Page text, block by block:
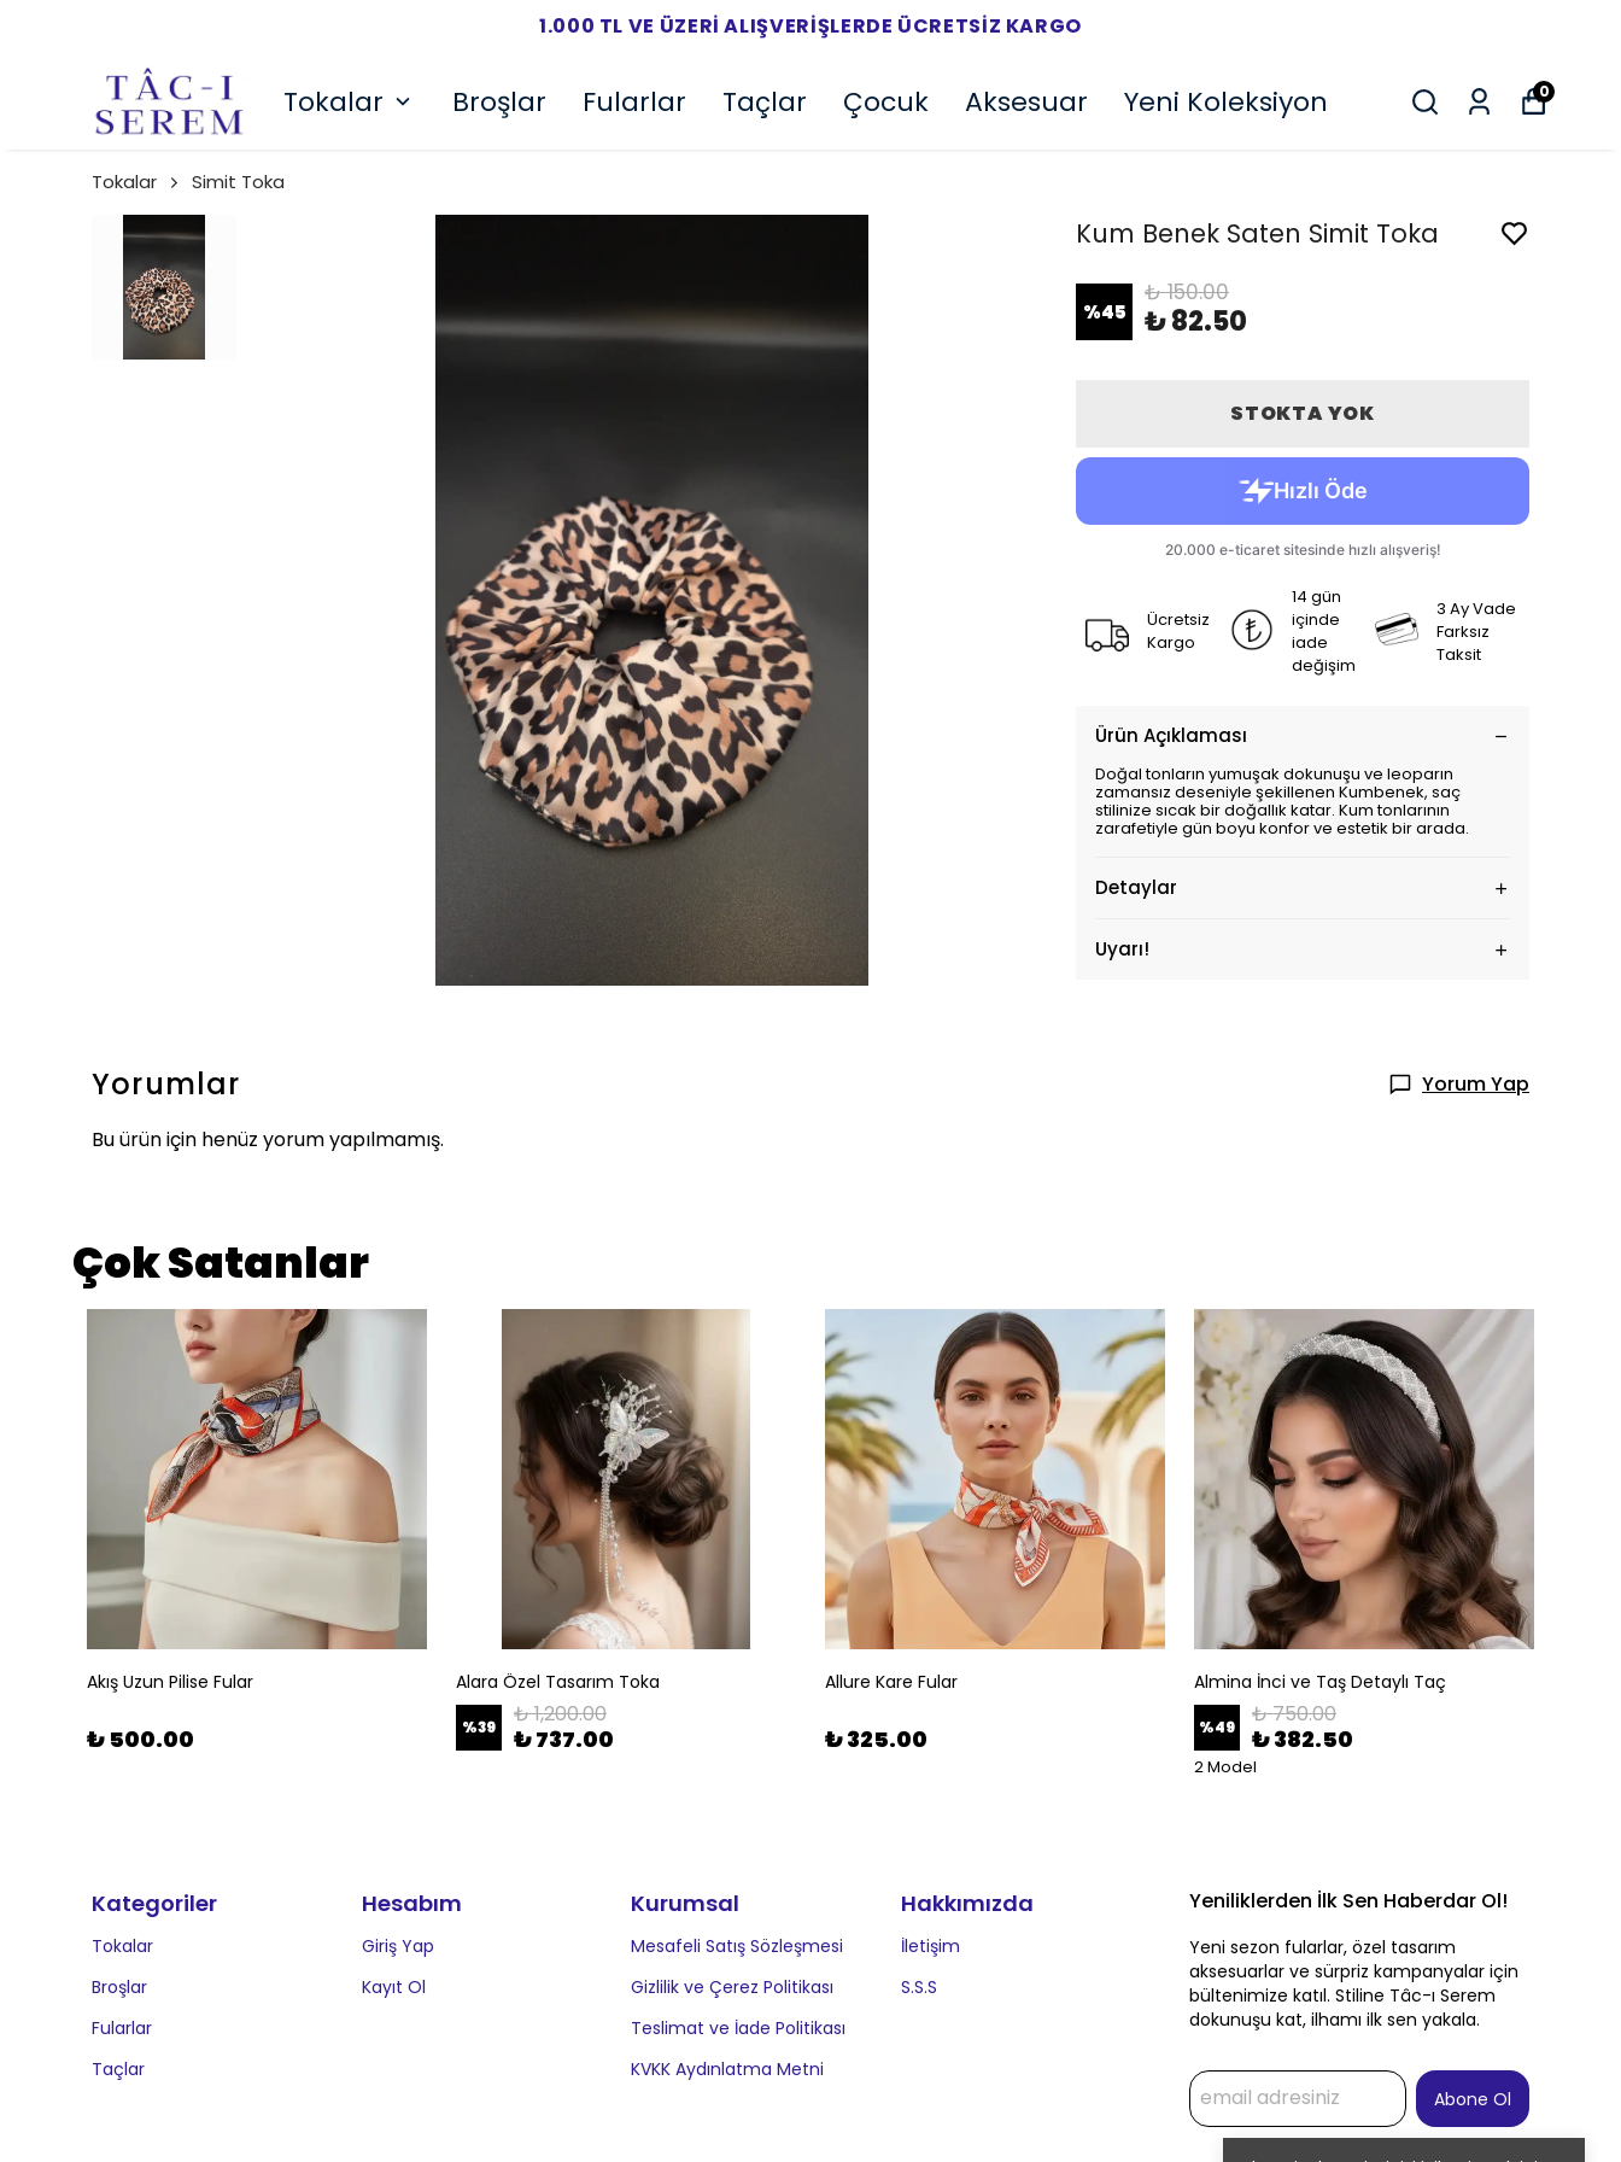
1.000 TL VE ÜZERI ALIŞVERIŞLERDE ÜCRETSIZ KARGO
Tokalar Broşlar Fularlar Taçlar Çocuk Aksesuar Yeni Koleksiyon 0
Tokalar Simit Toka
Kum Benek Saten Simit Toka
%45
₺ 150.00
₺ 82.50
STOKTA YOK
Ücretsiz
Kargo
14 gün
içinde
iade
değişim
3 Ay Vade
Farksız
Taksit
Ürün Açıklaması
Doğal tonların yumuşak dokunuşu ve leoparın
zamansız deseniyle şekillenen Kumbenek, saç
stilinize sıcak bir doğallık katar. Kum tonlarının
zarafetiyle gün boyu konfor ve estetik bir arada.
Detaylar
Uyarı!
Yorumlar
Yorum Yap
Bu ürün için henüz yorum yapılmamış.
Çok Satanlar
Akış Uzun Pilise Fular
₺ 500.00
Alara Özel Tasarım Toka
%39 ₺ 1,200.00
₺ 737.00
Allure Kare Fular
₺ 325.00
Almina İnci ve Taş Detaylı Taç
%49 ₺ 750.00
₺ 382.50
2 Model
Kategoriler
Tokalar
Broşlar
Fularlar
Taçlar
Hesabım
Giriş Yap
Kayıt Ol
Kurumsal
Mesafeli Satış Sözleşmesi
Gizlilik ve Çerez Politikası
Teslimat ve İade Politikası
KVKK Aydınlatma Metni
Hakkımızda
İletişim
S.S.S
Yeniliklerden İlk Sen Haberdar Ol!
Yeni sezon fularlar, özel tasarım
aksesuarlar ve sürpriz kampanyalar için
bültenimize katıl. Stiline Tâc-ı Serem
dokunuşu kat, ilhamı ilk sen yakala.
Abone Ol